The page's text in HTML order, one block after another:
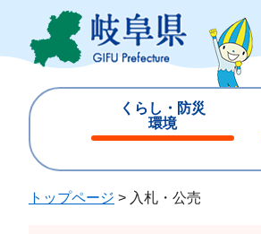
ジ
ュ
くらし・防災
環境
じ
トップページ > 入札・公売